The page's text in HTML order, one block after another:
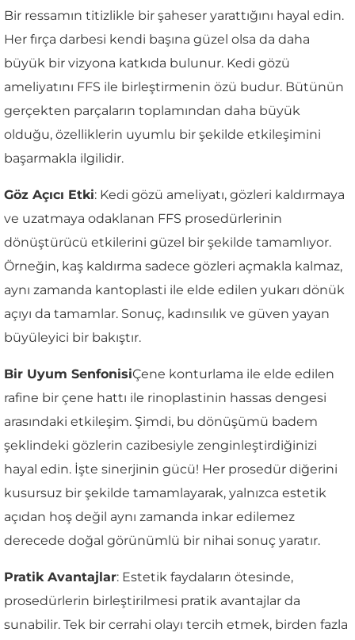
Bir ressamın titizlikle bir şaheser yarattığını hayal edin.
Her fırça darbesi kendi başına güzel olsa da daha
büyük bir vizyona katkıda bulunur. Kedi gözü
ameliyatını FFS ile birleştirmenin özü budur. Bütünün
gerçekten parçaların toplamından daha büyük
olduğu, özelliklerin uyumlu bir şekilde etkileşimini
başarmakla ilgilidir.
Göz Açıcı Etki: Kedi gözü ameliyatı, gözleri kaldırmaya
ve uzatmaya odaklanan FFS prosedürlerinin
dönüştürücü etkilerini güzel bir şekilde tamamlıyor.
Örneğin, kaş kaldırma sadece gözleri açmakla kalmaz,
aynı zamanda kantoplasti ile elde edilen yukarı dönük
açıyı da tamamlar. Sonuç, kadınsılık ve güven yayan
büyüleyici bir bakıştır.
Bir Uyum SenfonisiÇene konturlama ile elde edilen
rafine bir çene hattı ile rinoplastinin hassas dengesi
arasındaki etkileşim. Şimdi, bu dönüşümü badem
şeklindeki gözlerin cazibesiyle zenginleştirdiğinizi
hayal edin. İşte sinerjinin gücü! Her prosedür diğerini
kusursuz bir şekilde tamamlayarak, yalnızca estetik
açıdan hoş değil aynı zamanda inkar edilemez
derecede doğal görünümlü bir nihai sonuç yaratır.
Pratik Avantajlar: Estetik faydaların ötesinde,
prosedürlerin birleştirilmesi pratik avantajlar da
sunabilir. Tek bir cerrahi olayı tercih etmek, birden fazla